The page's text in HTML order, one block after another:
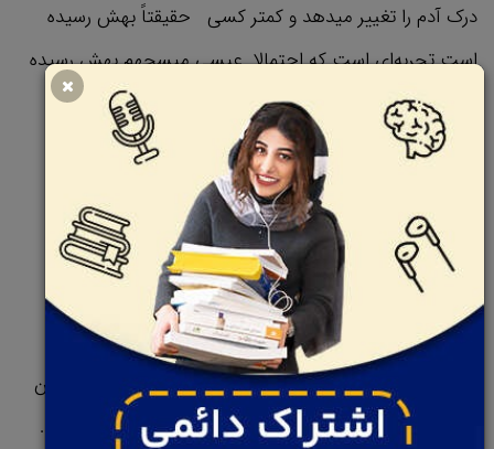
درک آدم را تغییر میدهد و کمتر کسی حقیقتاً بهش رسیده
است تجربه‌ای است که احتمالا عیسی میسحهم بهش رسیده
است.
به این گفته مسیح دقت کنید: آن هنگام که دوگانگی را به
یگانگی و درون را به بیرون مبدل سازی آن گاه به ملکوت در
خواهید آمد.
میتونیم این گفته مسیح را این جوری تفسیر کنیم که وقتی
بفهمیم با دنیا یکی هستید و شروع کنید به ایجاد وحدت بین
خودتون و دنیای پیرامون تون ،میتونید اشراق رو تجربه کنید.